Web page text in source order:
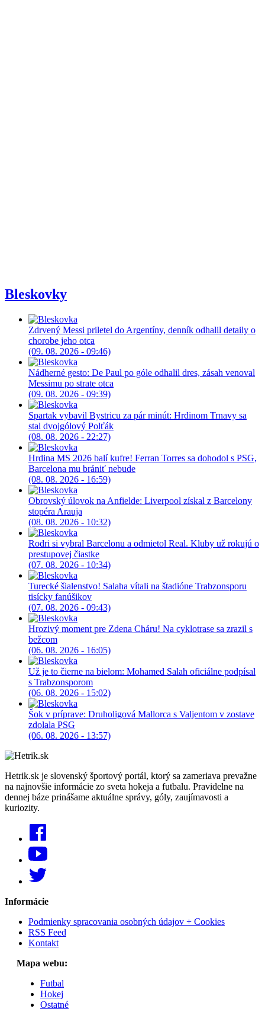
Bleskovky
Zdrvený Messi priletel do Argentíny, denník odhalil detaily o
chorobe jeho otca
(09. 08. 2026 - 09:46)
Nádherné gesto: De Paul po góle odhalil dres, zásah venoval
Messimu po strate otca
(09. 08. 2026 - 09:39)
Spartak vybavil Bystricu za pár minút: Hrdinom Trnavy sa
stal dvojgólový Polťák
(08. 08. 2026 - 22:27)
Hrdina MS 2026 balí kufre! Ferran Torres sa dohodol s PSG,
Barcelona mu brániť nebude
(08. 08. 2026 - 16:59)
Obrovský úlovok na Anfielde: Liverpool získal z Barcelony
stopéra Arauja
(08. 08. 2026 - 10:32)
Rodri si vybral Barcelonu a odmietol Real. Kluby už rokujú o
prestupovej čiastke
(07. 08. 2026 - 10:34)
Turecké šialenstvo! Salaha vítali na štadióne Trabzonsporu
tisícky fanúšikov
(07. 08. 2026 - 09:43)
Hrozivý moment pre Zdena Cháru! Na cyklotrase sa zrazil s
bežcom
(06. 08. 2026 - 16:05)
Už je to čierne na bielom: Mohamed Salah oficiálne podpísal
s Trabzonsporom
(06. 08. 2026 - 15:02)
Šok v príprave: Druholigová Mallorca s Valjentom v zostave
zdolala PSG
(06. 08. 2026 - 13:57)
Hetrik.sk je slovenský športový portál, ktorý sa zameriava prevažne
na najnovšie informácie zo sveta hokeja a futbalu. Pravidelne na
dennej báze prinášame aktuálne správy, góly, zaujímavosti a
kuriozity.
Informácie
Podmienky spracovania osobných údajov + Cookies
RSS Feed
Kontakt
Mapa webu:
Futbal
Hokej
Ostatné